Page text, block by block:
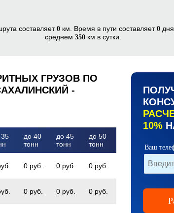
составляет 0км. Время в пути составляет 0
среднем350 км в сутки.
ГРУЗОВ ПО
-
до 40
тонн
до 45
тонн
до 50
тонн
0 руб. 0 руб. 0 руб.
0 руб. 0 руб. 0 руб.
10%
Ваш